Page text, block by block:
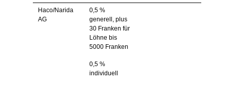
Haco/Narida
AG
0,5 %
generell, plus
30 Franken für
Löhne bis
5000 Franken
0,5 %
individuell